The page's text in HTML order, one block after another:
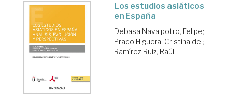
Los estudios asiáticos
en España
Debasa Navalpotro, Felipe;
Prado Higuera, Cristina del;
Ramírez Ruiz, Raúl